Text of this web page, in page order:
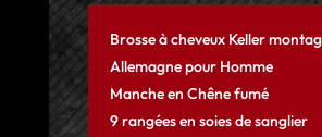
Brosse à cheveux Keller
Allemagne pour Homme
Manche en Chêne fumé
9 rangées en soies de sanglier